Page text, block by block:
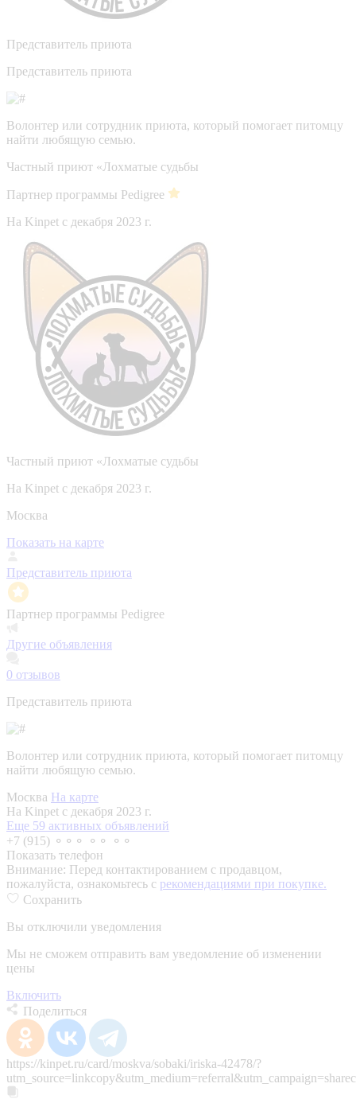
Представитель приюта
Представитель приюта
Волонтер или сотрудник приюта, который помогает питомцу
найти любящую семью.
Частный приют «Лохматые судьбы
Партнер программы Pedigree
На Kinpet c декабря 2023 г.
Частный приют «Лохматые судьбы
На Kinpet c декабря 2023 г.
Москва
Показать на карте
Представитель приюта
Партнер программы Pedigree
Другие объявления
0 отзывов
Представитель приюта
Волонтер или сотрудник приюта, который помогает питомцу
найти любящую семью.
Москва На карте
На Kinpet c декабря 2023 г.
Еще 59 активных объявлений
+7 (915) ⚬⚬⚬ ⚬⚬ ⚬⚬
Показать телефон
Внимание: Перед контактированием с продавцом,
пожалуйста, ознакомьтесь с рекомендациями при покупке.
Сохранить
Вы отключили уведомления
Мы не сможем отправить вам уведомление об изменении
цены
Включить
Поделиться
https://kinpet.ru/card/moskva/sobaki/iriska-42478/?